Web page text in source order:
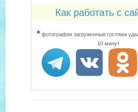
Как работать с
*фотографии загруженные гостями
10 минут